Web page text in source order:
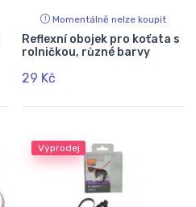
Momentálně nelze koupit
Reflexní obojek pro koťata s
rolničkou, různé barvy
29 Kč
Výprodej